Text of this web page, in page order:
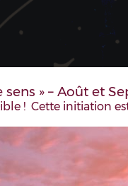
» – Août et
! Cette initiation